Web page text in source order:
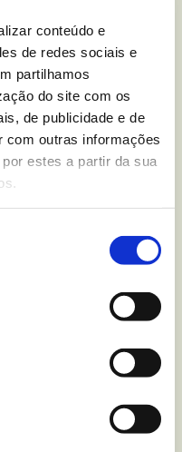
conteúdo e
de redes sociais e
partilhamos
do site com os
de publicidade e de
com outras informações
estes a partir da sua
dúvida
Bolachas
?